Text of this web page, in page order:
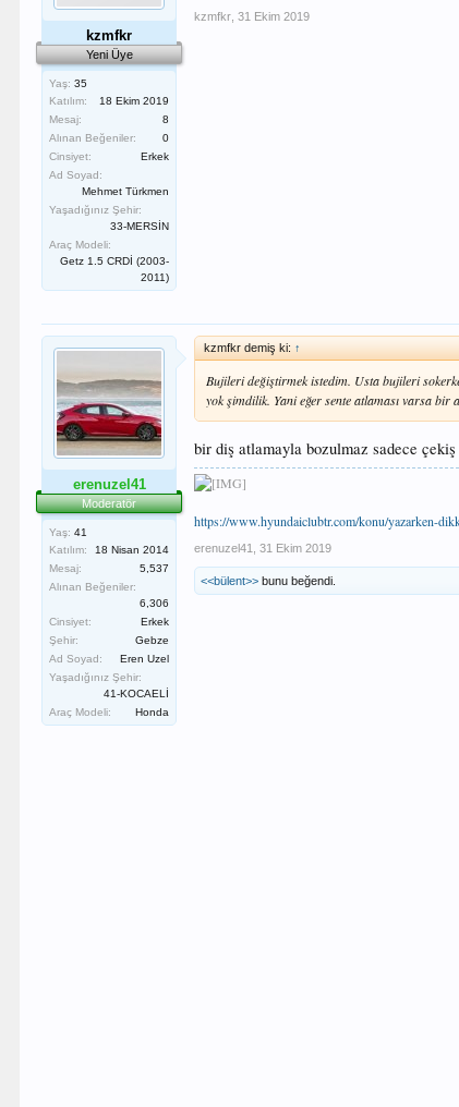
kzmfkr
Yeni Üye
Yaş: 35
Katılım:
18 Ekim 2019
Mesaj:
8
Alınan Beğeniler:
0
Cinsiyet:
Erkek
Ad Soyad:
Mehmet Türkmen
Yaşadığınız Şehir:
33-MERSİN
Araç Modeli:
Getz 1.5 CRDİ (2003-
2011)
kzmfkr 31 Ekim 2019
erenuzel41
Moderatör
Yaş: 41
Katılım:
18 Nisan 2014
Mesaj:
5,537
Alınan Beğeniler:
6,306
Cinsiyet:
Erkek
Şehir:
Gebze
Ad Soyad:
Eren Uzel
Yaşadığınız Şehir:
41-KOCAELİ
Araç Modeli:
Honda
kzmfkr demiş ki: ↑
Bujileri değiştirmek istedim. Usta bujileri
yok şimdilik. Yani eğer sente atlaması varsa
bir diş atlamayla bozulmaz sadece
https://www.hyundaiclubtr.com/konu/yazarken-
erenuzel41 31 Ekim 2019
<<bülent>> bunu beğendi.